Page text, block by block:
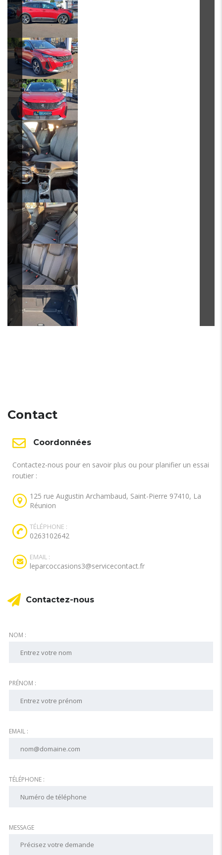
Contact
Coordonnées
Contactez-nous pour en savoir plus ou pour planifier un essai
routier :
125 rue Augustin Archambaud, Saint-Pierre 97410, La
Réunion
TÉLÉPHONE :
0263102642
EMAIL :
leparcoccasions3@servicecontact.fr
Contactez-nous
NOM :
PRÉNOM :
EMAIL :
TÉLÉPHONE :
MESSAGE